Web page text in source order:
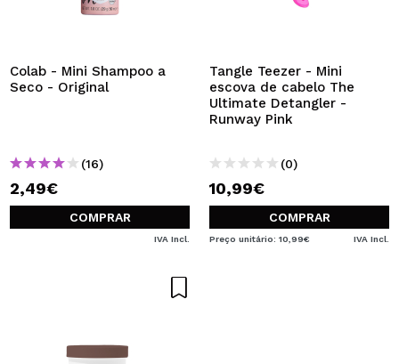
Colab - Mini Shampoo a
Seco - Original
(16)
2,49€
COMPRAR
IVA Incl.
Tangle Teezer - Mini
escova de cabelo The
Ultimate Detangler -
Runway Pink
(0)
10,99€
COMPRAR
Preço unitário: 10,99€ IVA Incl.